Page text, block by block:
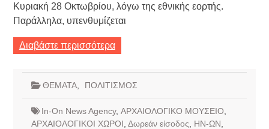
Κυριακή 28 Οκτωβρίου, λόγω της εθνικής εορτής.
Παράλληλα, υπενθυμίζεται
Διαβάστε περισσότερα
ΘΕΜΑΤΑ, ΠΟΛΙΤΙΣΜΟΣ
In-On News Agency, ΑΡΧΑΙΟΛΟΓΙΚΟ ΜΟΥΣΕΙΟ
ΑΡΧΑΙΟΛΟΓΙΚΟΙ ΧΩΡΟΙ Δωρεάν είσοδος ΗΝ-ΩΝ